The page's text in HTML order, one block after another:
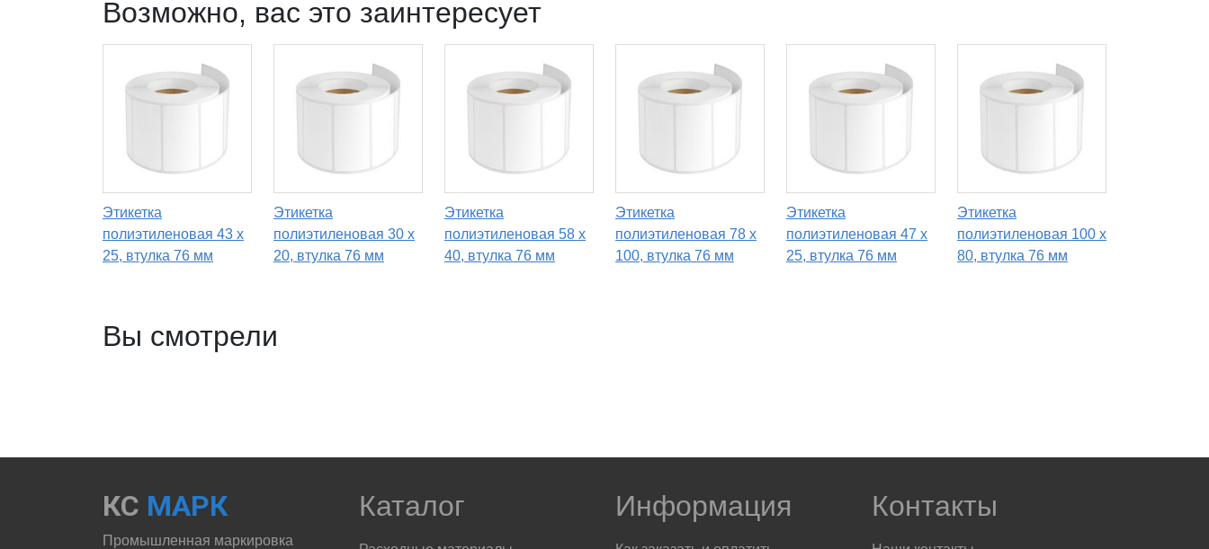
Возможно, вас это заинтересует
Этикетка
полиэтиленовая 43 x
25, втулка 76 мм
Этикетка
полиэтиленовая 30 x
20, втулка 76 мм
Этикетка
полиэтиленовая 58 x
40, втулка 76 мм
Этикетка
полиэтиленовая 78 x
100, втулка 76 мм
Этикетка
полиэтиленовая 47 x
25, втулка 76 мм
Этикетка
полиэтиленовая 100 x
80, втулка 76 мм
Вы смотрели
КС МАРК
Промышленная маркировка
Каталог Информация Контакты